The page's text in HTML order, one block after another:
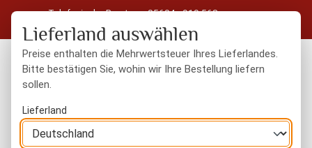
Zum Hauptinhalt springen
Telefonische Beratung: 05604 - 919 563
Kostenloser Versand in Deutschland ab 50 € Warenwert
Lieferland auswählen
Preise enthalten die Mehrwertsteuer Ihres Lieferlandes.
Bitte bestätigen Sie, wohin wir Ihre Bestellung liefern
sollen.
Lieferland